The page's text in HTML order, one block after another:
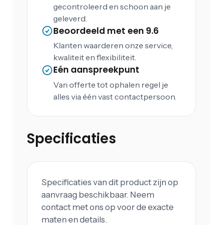
gecontroleerd en schoon aan je
geleverd.
Beoordeeld met een 9.6
Klanten waarderen onze service,
kwaliteit en flexibiliteit.
Eén aanspreekpunt
Van offerte tot ophalen regel je
alles via één vast contactpersoon.
Specificaties
Specificaties van dit product zijn op
aanvraag beschikbaar. Neem
contact met ons op voor de exacte
maten en details.